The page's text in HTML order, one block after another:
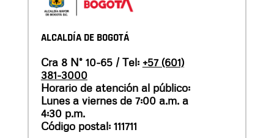
ALCALDÍA DE BOGOTÁ
Cra 8 N° 10-65 / Tel: +57 (601)
381-3000
Horario de atención al público:
Lunes a viernes de 7:00 a.m. a
4:30 p.m.
Código postal: 111711